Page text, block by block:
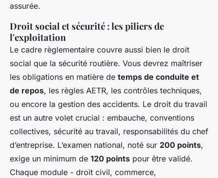
assurée.
Droit social et sécurité : les piliers de
l'exploitation
Le cadre règlementaire couvre aussi bien le droit
social que la sécurité routière. Vous devrez maîtriser
les obligations en matière de temps de conduite et
de repos, les règles AETR, les contrôles techniques,
ou encore la gestion des accidents. Le droit du travail
est un autre volet crucial : embauche, conventions
collectives, sécurité au travail, responsabilités du chef
d’entreprise. L’examen national, noté sur 200 points,
exige un minimum de 120 points pour être validé.
Chaque module - droit civil, commerce,